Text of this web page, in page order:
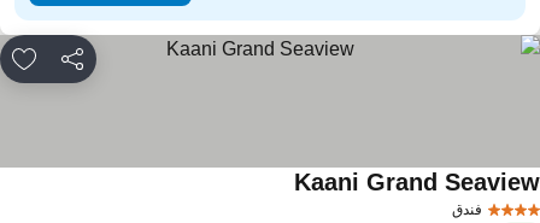
مشاركة
فندق
Kaani Grand